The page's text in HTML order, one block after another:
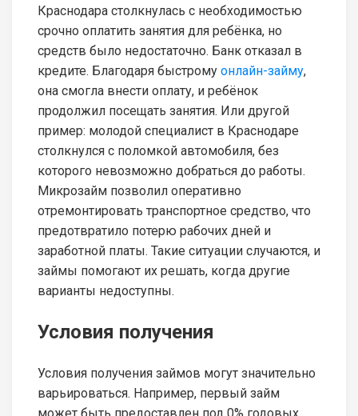
Краснодара столкнулась с необходимостью
срочно оплатить занятия для ребёнка, но
средств было недостаточно. Банк отказал в
кредите. Благодаря быстрому онлайн-займу,
она смогла внести оплату, и ребёнок
продолжил посещать занятия. Или другой
пример: молодой специалист в Краснодаре
столкнулся с поломкой автомобиля, без
которого невозможно добраться до работы.
Микрозайм позволил оперативно
отремонтировать транспортное средство, что
предотвратило потерю рабочих дней и
заработной платы. Такие ситуации случаются, и
займы помогают их решать, когда другие
варианты недоступны.
Условия получения
Условия получения займов могут значительно
варьироваться. Например, первый займ